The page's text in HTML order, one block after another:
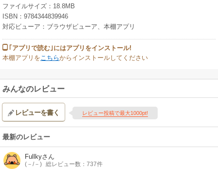
ファイルサイズ：18.8MB
ISBN：9784344839946
対応ビューア：ブラウザビューア、本棚アプリ
｢アプリで読む｣にはアプリをインストール!
本棚アプリを こちらからインストールしてください
みんなのレビュー
レビューを書く レビュー投稿で最大1000pt!
最新のレビュー
Fullkyさん
(－/－) 総レビュー数：737件